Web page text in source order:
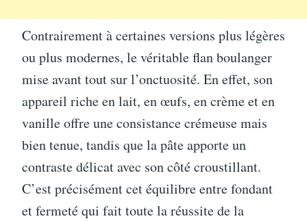
Contrairement à certaines versions plus légères
ou plus modernes, le véritable flan boulanger
mise avant tout sur l’onctuosité. En effet, son
appareil riche en lait, en œufs, en crème et en
vanille offre une consistance crémeuse mais
bien tenue, tandis que la pâte apporte un
contraste délicat avec son côté croustillant.
C’est précisément cet équilibre entre fondant
et fermeté qui fait toute la réussite de la